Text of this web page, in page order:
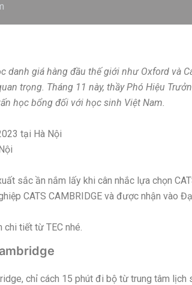
danh giá hàng đầu thế giới như Oxford và
trọng. Tháng 11 này, thầy Phó Hiệu
học bổng đối với học sinh Việt Nam.
tại Hà Nội
sắc ần nắm lấy khi cân nhắc lựa chọn
CATS CAMBRIDGE và được nhận vào
tiết từ TEC nhé.
chỉ cách 15 phút đi bộ từ trung tâm